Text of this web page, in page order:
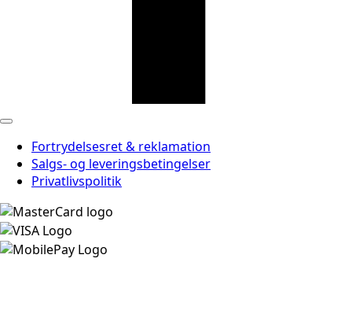
Fortrydelsesret & reklamation
Salgs- og leveringsbetingelser
Privatlivspolitik